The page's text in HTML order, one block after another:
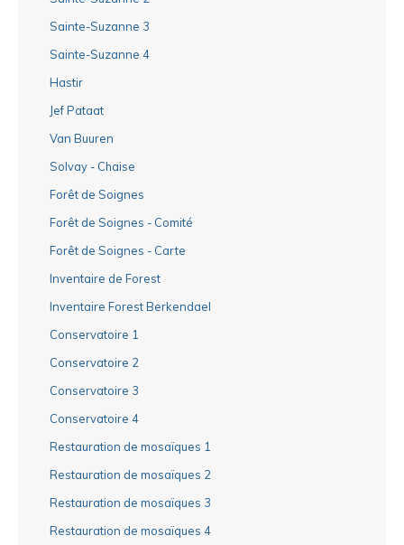
Sainte-Suzanne 3
Sainte-Suzanne 4
Hastir
Jef Pataat
Van Buuren
Solvay - Chaise
Forêt de Soignes
Forêt de Soignes - Comité
Forêt de Soignes - Carte
Inventaire de Forest
Inventaire Forest Berkendael
Conservatoire 1
Conservatoire 2
Conservatoire 3
Conservatoire 4
Restauration de mosaïques 1
Restauration de mosaïques 2
Restauration de mosaïques 3
Restauration de mosaïques 4